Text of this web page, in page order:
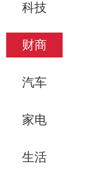
科技
财商
汽车
家电
生活